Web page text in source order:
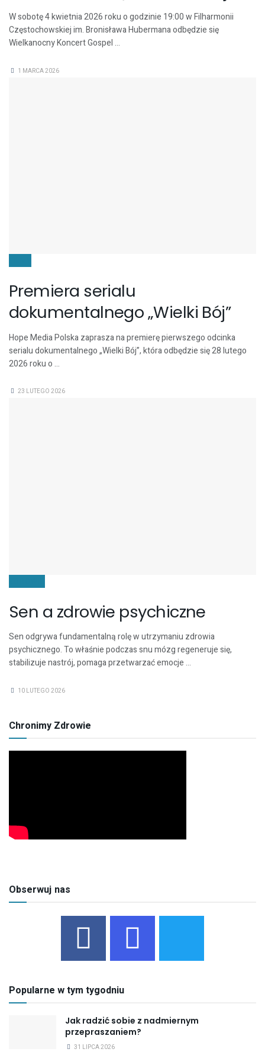
W sobotę 4 kwietnia 2026 roku o godzinie 19:00 w Filharmonii
Częstochowskiej im. Bronisława Hubermana odbędzie się
Wielkanocny Koncert Gospel ...
1 MARCA 2026
Premiera serialu
dokumentalnego „Wielki Bój”
Hope Media Polska zaprasza na premierę pierwszego odcinka
serialu dokumentalnego „Wielki Bój”, która odbędzie się 28 lutego
2026 roku o ...
23 LUTEGO 2026
Sen a zdrowie psychiczne
Sen odgrywa fundamentalną rolę w utrzymaniu zdrowia
psychicznego. To właśnie podczas snu mózg regeneruje się,
stabilizuje nastrój, pomaga przetwarzać emocje ...
10 LUTEGO 2026
Chronimy Zdrowie
Obserwuj nas
Popularne w tym tygodniu
Jak radzić sobie z nadmiernym
przepraszaniem?
31 LIPCA 2026